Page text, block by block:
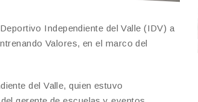
Independiente del Valle (IDV) a
Valores, en el marco del
del Valle, quien estuvo